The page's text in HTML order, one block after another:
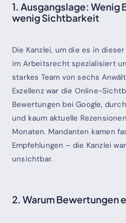
1. Ausgangslage: Wenig
wenig Sichtbarkeit
Die Kanzlei, um die es in
im Arbeitsrecht spezialisiert
starkes Team von sechs
Exzellenz war die Online-
Bewertungen bei Google,
und kaum aktuelle
Monaten. Mandanten kamen
Empfehlungen – die Kanzlei
unsichtbar.
2. Warum Bewertungen